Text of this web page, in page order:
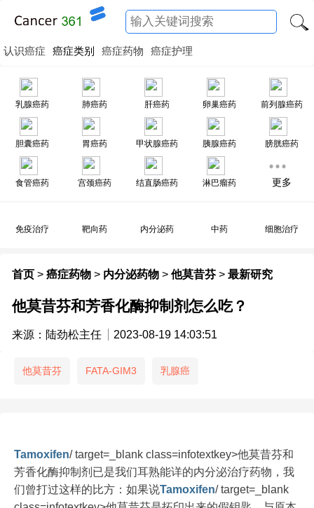
认识癌症 癌症类别 癌症药物 癌症护理
乳腺癌药 肺癌药 肝癌药 卵巢癌药 前列腺癌药
胆囊癌药 胃癌药 甲状腺癌药 胰腺癌药 膀胱癌药
食管癌药 宫颈癌药 结直肠癌药 淋巴瘤药 更多
免疫治疗 靶向药 内分泌药 中药 细胞治疗
首页 > 癌症药物 > 内分泌药物 > 他莫昔芬 > 最新研究
他莫昔芬和芳香化酶抑制剂怎么吃？
来源：陆劲松主任 2023-08-19 14:03:51
他莫昔芬 FATA-GIM3 乳腺癌
Tamoxifen/ target=_blank class=infotextkey>他莫昔芬和
芳香化酶抑制剂已是我们耳熟能详的内分泌治疗药物，我
们曾打过这样的比方：如果说Tamoxifen/ target=_blank